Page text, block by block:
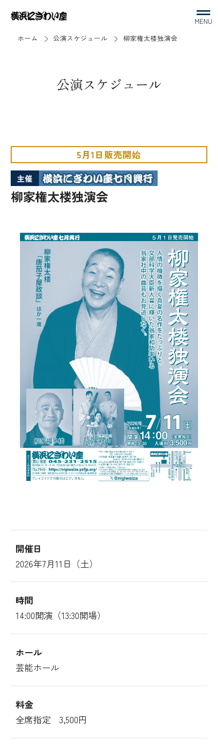
MENU
ホーム
公演スケジュール 柳家権太楼独演会
公演スケジュール
5月1日販売開始
主催
柳家権太楼独演会
開催日
2026年7月11日（土）
時間
14:00開演（13:30開場）
ホール
芸能ホール
料金
全席指定 3,500円